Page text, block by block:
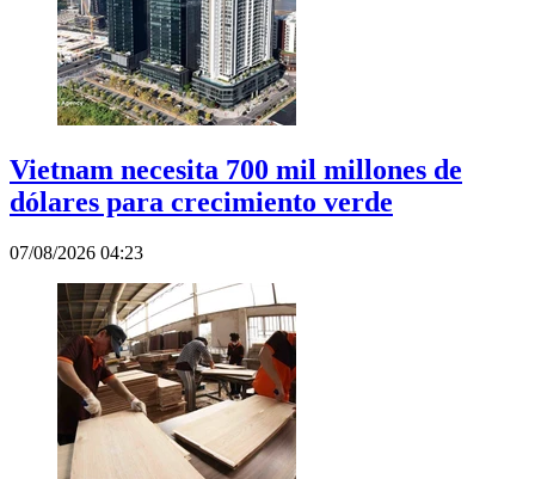
Vietnam necesita 700 mil millones de
dólares para crecimiento verde
07/08/2026 04:23